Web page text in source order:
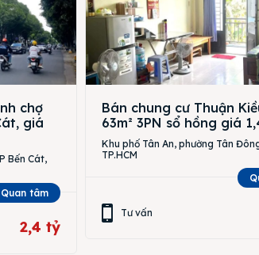
chợ
giá
Bến Cát,
Quan tâm
2,4 tỷ
Bán chung cư Thuận
63m² 3PN sổ hồng giá
Khu phố Tân An, phường Tân
TP.HCM
Tư vấn